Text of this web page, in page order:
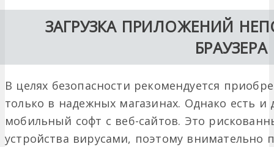
ЗАГРУЗКА ПРИЛОЖЕНИЙ
БРАУЗЕРА
В целях безопасности рекомендуется
только в надежных магазинах. Однако есть и
мобильный софт с веб-сайтов. Это
устройства вирусами, поэтому внимательно